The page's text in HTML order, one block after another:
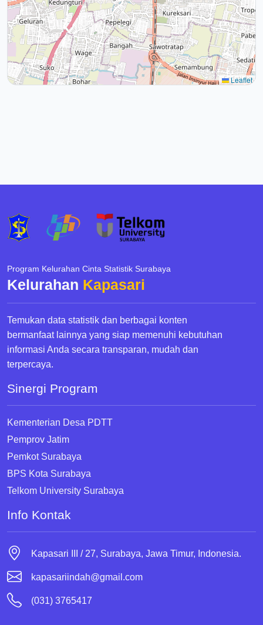
Leaflet
Program Kelurahan Cinta Statistik Surabaya
Kelurahan Kapasari
Temukan data statistik dan berbagai konten
bermanfaat lainnya yang siap memenuhi kebutuhan
informasi Anda secara transparan, mudah dan
terpercaya.
Sinergi Program
Kementerian Desa PDTT
Pemprov Jatim
Pemkot Surabaya
BPS Kota Surabaya
Telkom University Surabaya
Info Kontak
Kapasari III / 27, Surabaya, Jawa Timur, Indonesia.
kapasariindah@gmail.com
(031) 3765417